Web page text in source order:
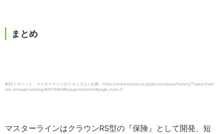
まとめ
初代トヨペット・マスターラインのメカニズム / 出典：https://www.toyota.co.jp/jpn/company/history/75years/veh
icle_lineage/catalog/60015663B/pageview.html#page_num=0
マスターラインはクラウンRS型の『保険』として開発、短